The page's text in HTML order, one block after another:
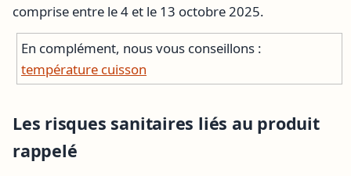
comprise entre le 4 et le 13 octobre 2025.
En complément, nous vous conseillons :
température cuisson
Les risques sanitaires liés au produit
rappelé